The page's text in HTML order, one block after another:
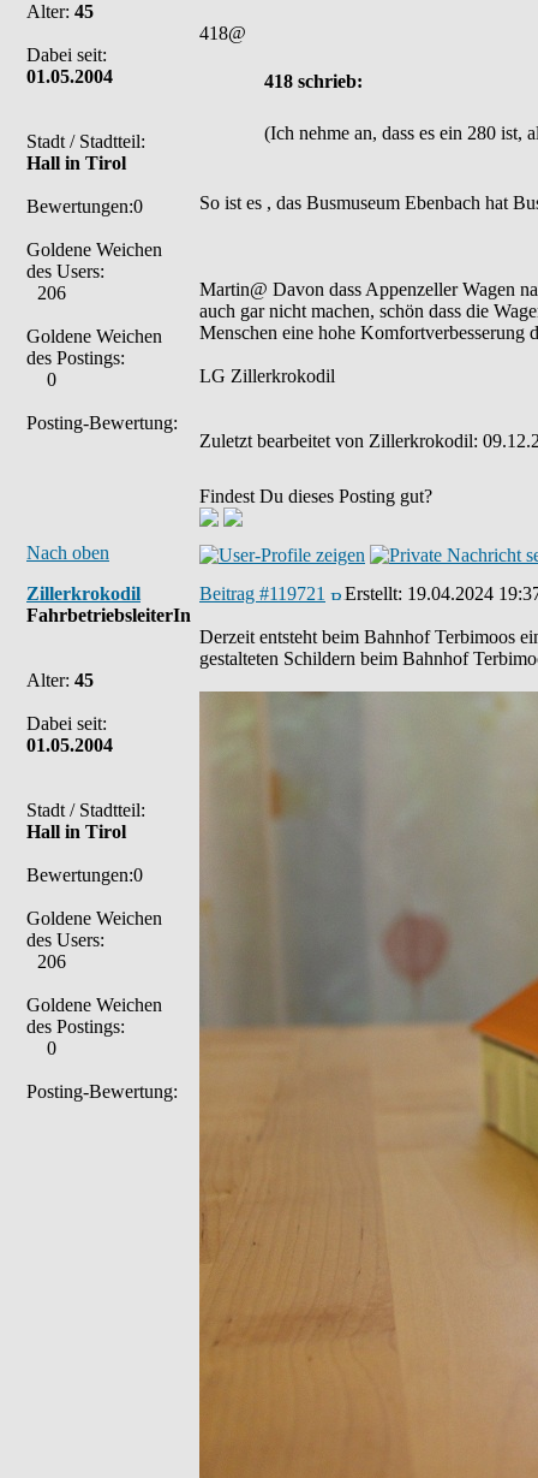
Alter: 45
Dabei seit:
01.05.2004
Stadt / Stadtteil:
Hall in Tirol
Bewertungen:0
Goldene Weichen
des Users:
206
Goldene Weichen
des Postings:
0
Posting-Bewertung:
418@
418 schrieb:
(Ich nehme an, dass es ein 280 ist,
So ist es , das Busmuseum Ebenbach hat
Martin@ Davon dass Appenzeller Wagen
auch gar nicht machen, schön dass die
Menschen eine hohe Komfortverbesserung
LG Zillerkrokodil
Zuletzt bearbeitet von Zillerkrokodil:
Findest Du dieses Posting gut?
Nach oben
Zillerkrokodil
FahrbetriebsleiterIn
Alter: 45
Dabei seit:
01.05.2004
Stadt / Stadtteil:
Hall in Tirol
Bewertungen:0
Goldene Weichen
des Users:
206
Goldene Weichen
des Postings:
0
Posting-Bewertung:
Beitrag #119721 Erstellt: 19.04.2024
Derzeit entsteht beim Bahnhof Terbimoos
gestalteten Schildern beim Bahnhof